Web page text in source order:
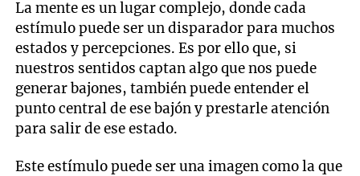
La mente es un lugar complejo, donde cada
estímulo puede ser un disparador para muchos
estados y percepciones. Es por ello que, si
nuestros sentidos captan algo que nos puede
generar bajones, también puede entender el
punto central de ese bajón y prestarle atención
para salir de ese estado.
Este estímulo puede ser una imagen como la que